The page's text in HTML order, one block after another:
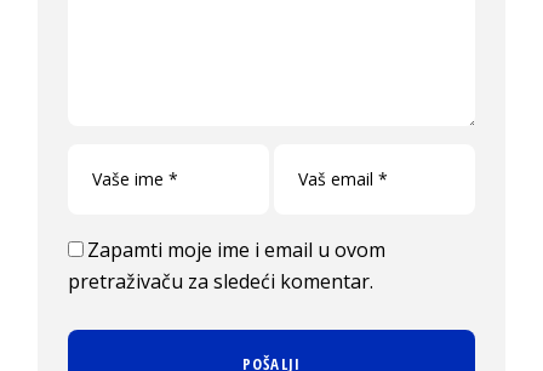
Zapamti moje ime i email u ovom
pretraživaču za sledeći komentar.